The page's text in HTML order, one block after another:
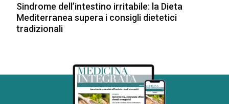
Sindrome dell’intestino irritabile: la Dieta
Mediterranea supera i consigli dietetici
tradizionali